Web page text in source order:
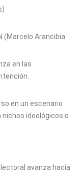
(Marcelo Arancibia
en las
en un escenario
ideológicos o
avanza hacia